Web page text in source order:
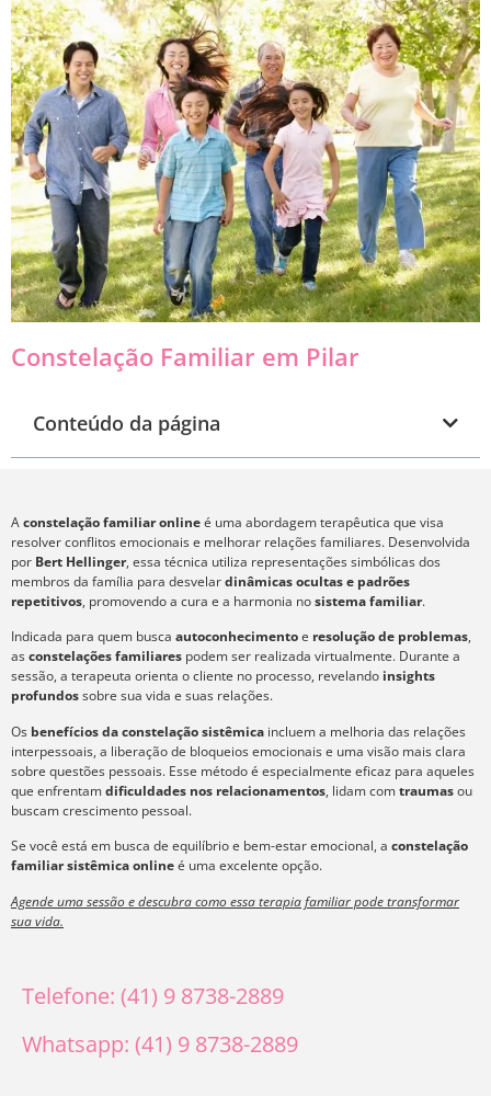
Constelação Familiar em Pilar
Conteúdo da página
Aconstelação familiar onlineé uma abordagem terapêutica que visa
resolver conflitos emocionais e melhorar relações familiares. Desenvolvida
por Bert Hellinger, essa técnica utiliza representações simbólicas dos
membros da família para desvelardinâmicas ocultas e padrões
repetitivos, promovendo a cura e a harmonia nosistema familiar.
Indicada para quem busca autoconhecimentoe resolução de problemas,
asconstelações familiares podem ser realizada virtualmente. Durante a
sessão, a terapeuta orienta o cliente no processo, revelando insights
profundossobre sua vida e suas relações.
Os benefícios da constelação sistêmica incluem a melhoria das relações
interpessoais, a liberação de bloqueios emocionais e uma visão mais clara
sobre questões pessoais. Esse método é especialmente eficaz para aqueles
que enfrentamdificuldades nos relacionamentos, lidam comtraumasou
buscam crescimento pessoal.
Se você está em busca de equilíbrio e bem-estar emocional, a constelação
familiar sistêmica onlineé uma excelente opção.
Agende uma sessão e descubra como essa terapia familiar pode transformar
sua vida.
Telefone: (41) 9 8738-2889
Whatsapp: (41) 9 8738-2889